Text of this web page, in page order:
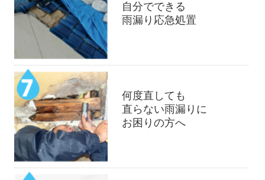
自分でできる
雨漏り応急処置
何度直しても
直らない雨漏りに
お困りの方へ